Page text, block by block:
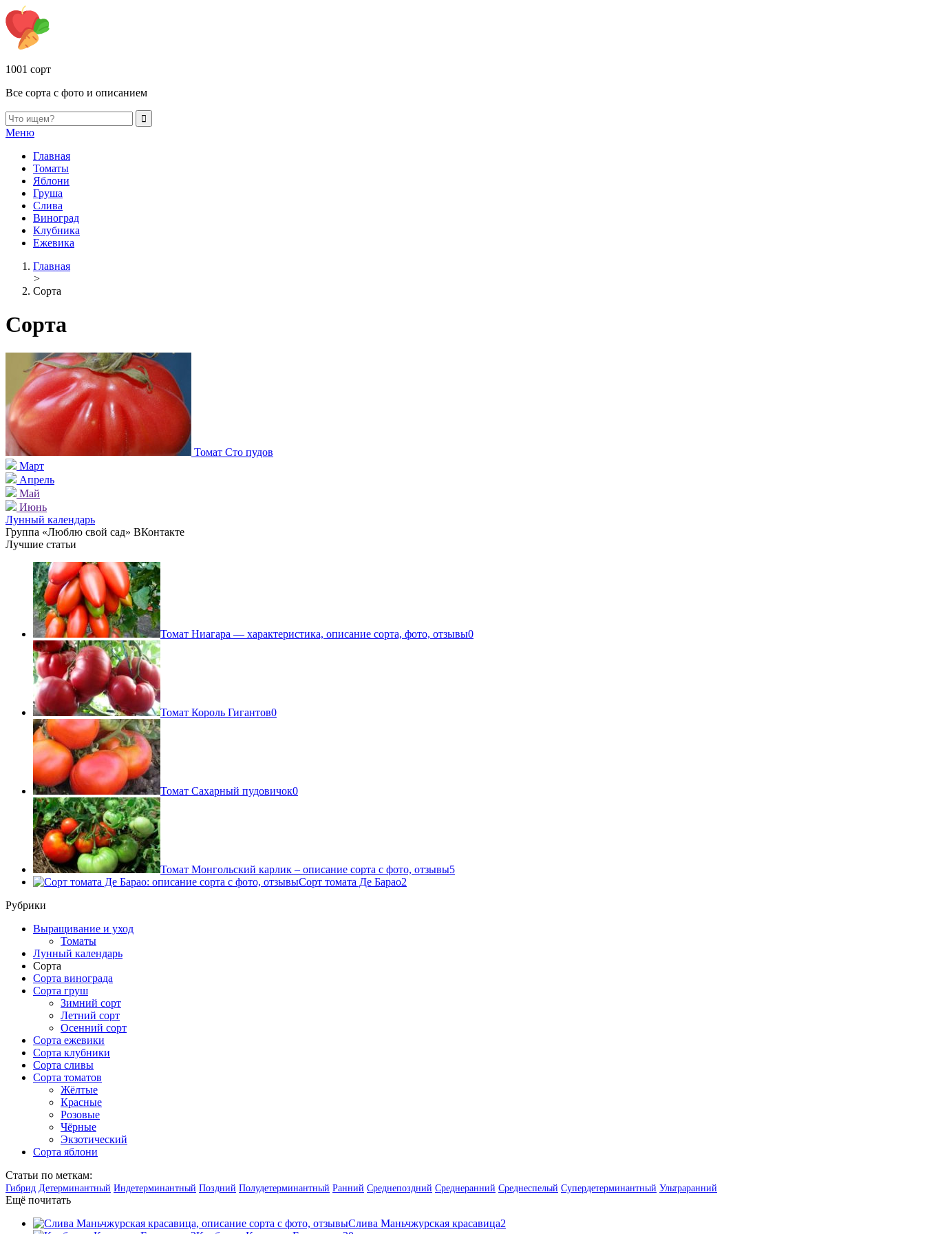
1001 сорт
Все сорта с фото и описанием
Меню
Главная
Томаты
Яблони
Груша
Слива
Виноград
Клубника
Ежевика
Главная
>
Сорта
Сорта
Томат Сто пудов
Март
Апрель
Май
Июнь
Лунный календарь
Группа «Люблю свой сад» ВКонтакте
Лучшие статьи
Томат Ниагара — характеристика, описание сорта, фото, отзывы0
Томат Король Гигантов0
Томат Сахарный пудовичок0
Томат Монгольский карлик – описание сорта с фото, отзывы5
Сорт томата Де Барао2
Рубрики
Выращивание и уход
Томаты
Лунный календарь
Сорта
Сорта винограда
Сорта груш
Зимний сорт
Летний сорт
Осенний сорт
Сорта ежевики
Сорта клубники
Сорта сливы
Сорта томатов
Жёлтые
Красные
Розовые
Чёрные
Экзотический
Сорта яблони
Статьи по меткам:
Гибрид Детерминантный Индетерминантный Поздний Полудетерминантный Ранний Среднепоздний Среднеранний Среднеспелый Супердетерминантный Ультраранний
Ещё почитать
Слива Маньчжурская красавица2